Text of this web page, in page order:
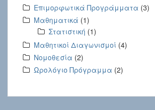
Επιμορφωτικά Προγράμματα (3)
Μαθηματικά (1)
Στατιστική (1)
Μαθητικοί Διαγωνισμοί (4)
Νομοθεσία (2)
Ωρολόγιο Πρόγραμμα (2)